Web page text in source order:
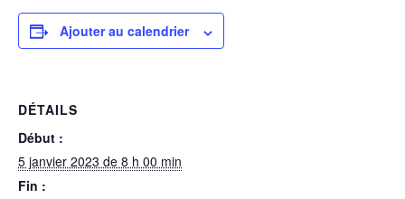
Ajouter au calendrier
DÉTAILS
Début :
5 janvier 2023 de 8 h 00 min
Fin :